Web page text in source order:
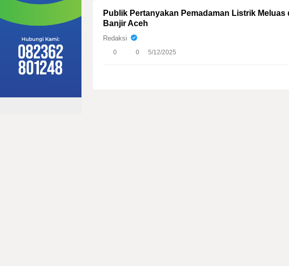
Publik Pertanyakan Pemadaman Listrik Meluas
Banjir Aceh
Redaksi
0 0 5/12/2025